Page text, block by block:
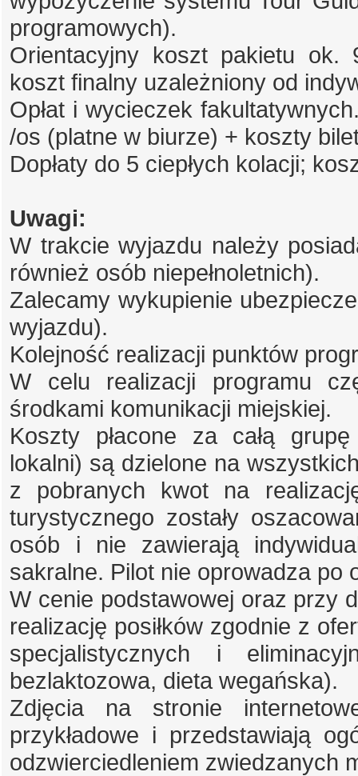
programowych).
Orientacyjny koszt pakietu ok.
koszt finalny uzależniony od
Opłat i wycieczek
/os (platne w biurze) + koszty
Dopłaty do 5 ciepłych kolacji;
Uwagi:
W trakcie wyjazdu należy
również osób niepełnoletnich).
Zalecamy wykupienie
wyjazdu).
Kolejność realizacji punktów
W celu realizacji programu
środkami komunikacji miejskiej.
Koszty płacone za całą
lokalni) są dzielone na
z pobranych kwot na
turystycznego zostały
osób i nie zawierają
sakralne. Pilot nie oprowadza po
W cenie podstawowej oraz przy
realizację posiłków zgodnie z
specjalistycznych i
bezlaktozowa, dieta wegańska).
Zdjęcia na stronie
przykładowe i przedstawiają
odzwierciedleniem zwiedzanych